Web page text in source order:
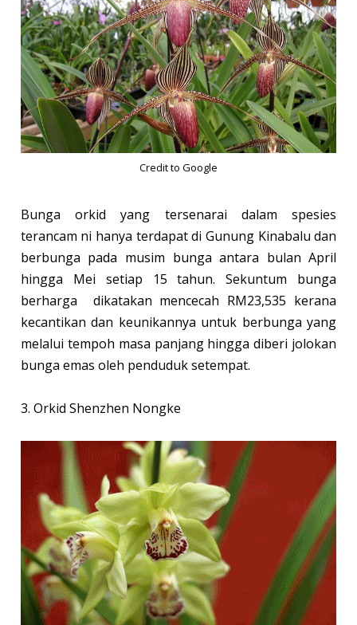
Credit to Google
Bunga orkid yang tersenarai dalam spesies
terancam ni hanya terdapat di Gunung Kinabalu dan
berbunga pada musim bunga antara bulan April
hingga Mei setiap 15 tahun. Sekuntum bunga
berharga
dikatakan mencecah RM23,535 kerana
kecantikan dan keunikannya untuk berbunga yang
melalui tempoh masa panjang hingga diberi jolokan
bunga emas oleh penduduk setempat.
3. Orkid Shenzhen Nongke